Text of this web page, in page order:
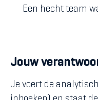
Een hecht team
Jouw
Je voert de